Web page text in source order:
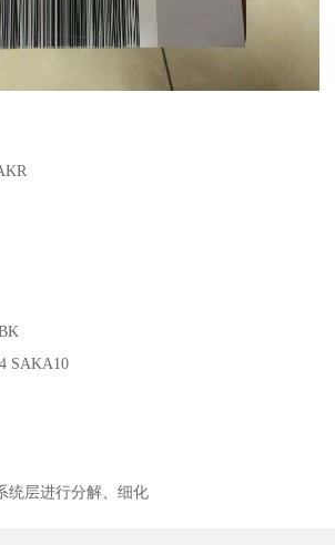
SAKA10
统层进行分解、细化